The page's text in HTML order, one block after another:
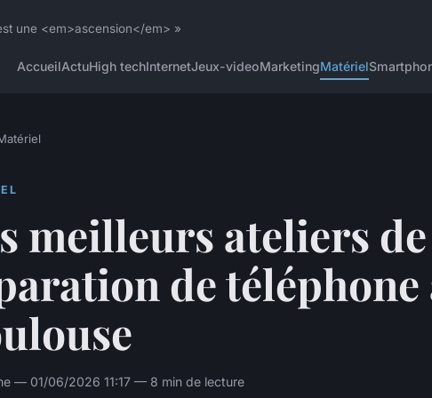
une <em>ascension</em> »
AccueilActuHigh techInternetJeux-videoMarketingMatériel
meilleurs ateliers de
de téléphone
— 01/06/2026 11:17 — 8 min de lecture